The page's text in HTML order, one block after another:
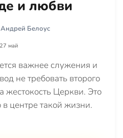
и любви
Белоус
27 май
важнее служения и
не требовать второго
жестокость Церкви. Это
в центре такой жизни.